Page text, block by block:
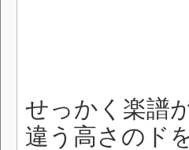
せっかく楽譜
違う高さのド